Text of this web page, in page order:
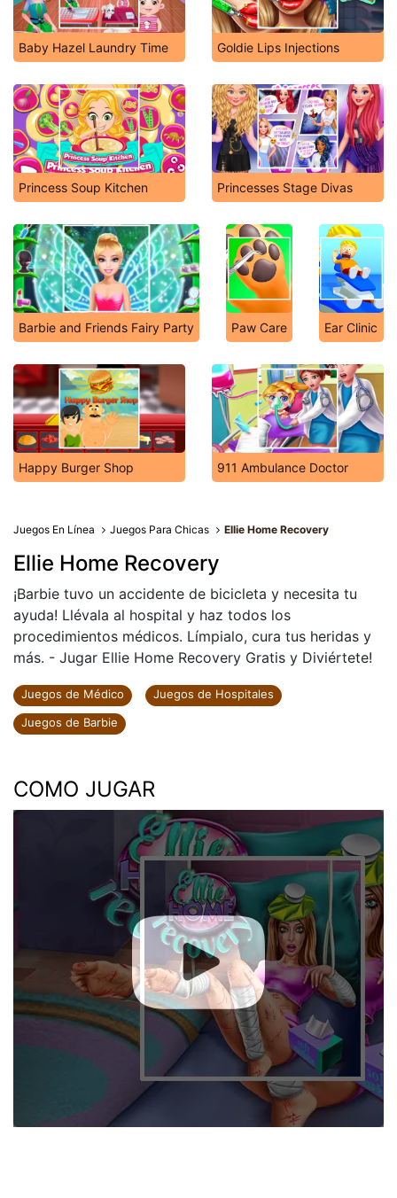
Baby Hazel Laundry Time Goldie Lips Injections
Princess Soup Kitchen Princesses Stage Divas
Barbie and Friends Fairy Party Paw Care Ear Clinic
Happy Burger Shop 911 Ambulance Doctor
Juegos En Línea Juegos Para Chicas Ellie Home Recovery
Ellie Home Recovery
¡Barbie tuvo un accidente de bicicleta y necesita tu
ayuda! Llévala al hospital y haz todos los
procedimientos médicos. Límpialo, cura tus heridas y
más. - Jugar Ellie Home Recovery Gratis y Diviértete!
Juegos de Médico
Juegos de Hospitales
Juegos de Barbie
COMO JUGAR